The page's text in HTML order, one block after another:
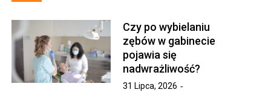
Czy po wybielaniu
zębów w gabinecie
pojawia się
nadwrażliwość?
31 Lipca, 2026